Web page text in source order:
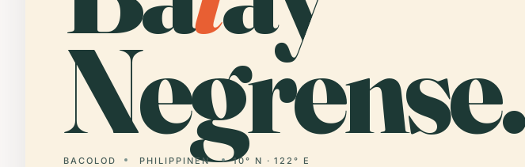
Negrense.
BACOLOD PHILIPPINEN 10° N · 122° E